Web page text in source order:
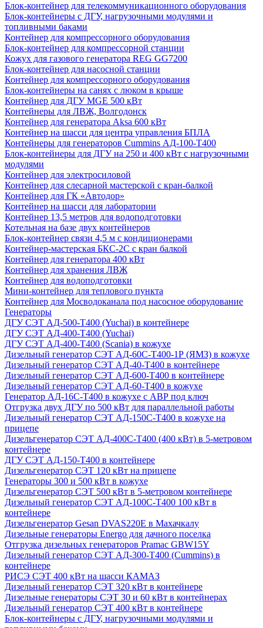
Блок-контейнер для телекоммуникационного оборудования
Блок-контейнеры с ДГУ, нагрузочными модулями и
топливными баками
Контейнер для компрессорного оборудования
Блок-контейнер для компрессорной станции
Кожух для газового генератора REG GG7200
Блок-контейнер для насосной станции
Контейнер для компрессорного оборудования
Блок-контейнеры на санях с люком в крыше
Контейнер для ДГУ MGE 500 кВт
Контейнеры для ЛВЖ, Волгодонск
Контейнер для генератора Aksa 600 кВт
Контейнер на шасси для центра управления БПЛА
Контейнеры для генераторов Cummins АД-100-Т400
Блок-контейнеры для ДГУ на 250 и 400 кВт с нагрузочными
модулями
Контейнер для электросиловой
Контейнер для слесарной мастерской с кран-балкой
Контейнер для ГК «Автодор»
Контейнер на шасси для лаборатории
Контейнер 13,5 метров для водоподготовки
Котельная на базе двух контейнеров
Блок-контейнер связи 4,5 м с кондиционерами
Контейнер-мастерская БКС-2С с кран балкой
Контейнер для генератора 400 кВт
Контейнер для хранения ЛВЖ
Контейнер для водоподготовки
Мини-контейнер для теплового пункта
Контейнер для Мосводоканала под насосное оборудование
Генераторы
ДГУ СЭТ АД-500-Т400 (Yuchai) в контейнере
ДГУ СЭТ АД-400-Т400 (Yuchai)
ДГУ СЭТ АД-400-Т400 (Scania) в кожухе
Дизельный генератор СЭТ АД-60С-Т400-1Р (ЯМЗ) в кожухе
Дизельный генератор СЭТ АД-40-Т400 в контейнере
Дизельный генератор СЭТ АД-600-Т400 в контейнере
Дизельный генератор СЭТ АД-60-Т400 в кожухе
Генератор АД-16С-Т400 в кожухе с АВР под ключ
Отгрузка двух ДГУ по 500 кВт для параллельной работы
Дизельный генератор СЭТ АД-150С-Т400 в кожухе на
прицепе
Дизельгенератор СЭТ АД-400С-Т400 (400 кВт) в 5-метровом
контейнере
ДГУ СЭТ АД-150-Т400 в контейнере
Дизельгенератор СЭТ 120 кВт на прицепе
Генераторы 300 и 500 кВт в кожухе
Дизельгенератор СЭТ 500 кВт в 5-метровом контейнере
Дизельный генератор СЭТ АД-100С-Т400 100 кВт в
контейнере
Дизельгенератор Gesan DVAS220E в Махачкалу
Дизельные генераторы Energo для дачного поселка
Отгрузка дизельных генераторов Pramac GВW15Y
Дизельный генератор СЭТ АД-300-Т400 (Cummins) в
контейнере
РИСЭ СЭТ 400 кВт на шасси КАМАЗ
Дизельный генератор СЭТ 320 кВт в контейнере
Дизельные генераторы СЭТ 30 и 60 кВт в контейнерах
Дизельный генератор СЭТ 400 кВт в контейнере
Блок-контейнеры с ДГУ, нагрузочными модулями и